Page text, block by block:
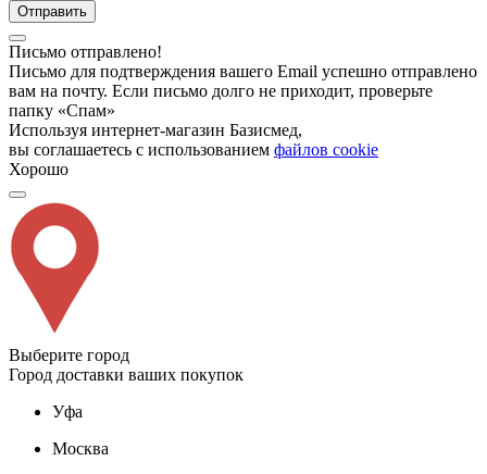
Отправить
Письмо отправлено!
Письмо для подтверждения вашего Email успешно отправлено
вам на почту. Если письмо долго не приходит, проверьте
папку «Спам»
Используя интернет-магазин Базисмед,
вы соглашаетесь с использованием файлов cookie
Хорошо
Выберите город
Город доставки ваших покупок
Уфа
Москва